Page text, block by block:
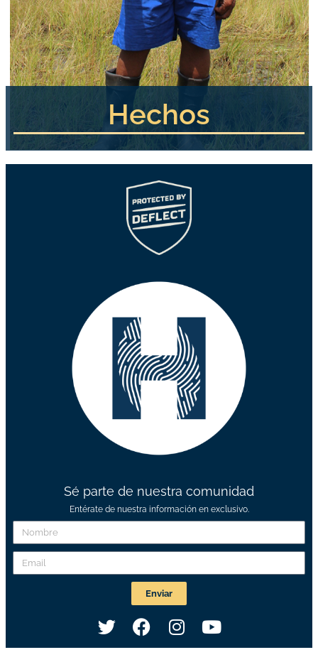
Hechos
Sé parte de nuestra comunidad
Entérate de nuestra información en exclusivo.
Enviar